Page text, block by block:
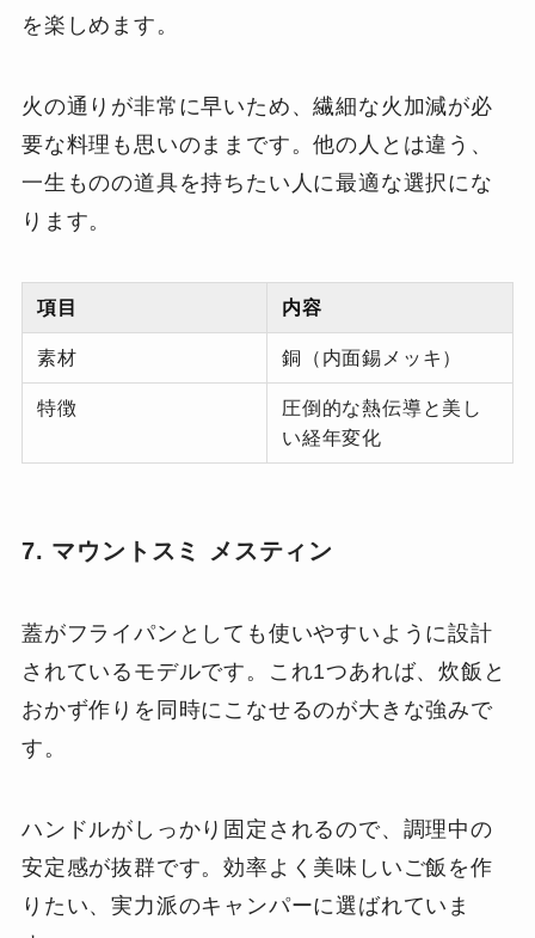
を楽しめます。
火の通りが非常に早いため、繊細な火加減が必
要な料理も思いのままです。他の人とは違う、
一生ものの道具を持ちたい人に最適な選択にな
ります。
項目 内容
素材 銅（内面錫メッキ）
特徴
圧倒的な熱伝導と美し
い経年変化
7. マウントスミ メスティン
蓋がフライパンとしても使いやすいように設計
されているモデルです。これ1つあれば、炊飯と
おかず作りを同時にこなせるのが大きな強みで
す。
ハンドルがしっかり固定されるので、調理中の
安定感が抜群です。効率よく美味しいご飯を作
りたい、実力派のキャンパーに選ばれていま